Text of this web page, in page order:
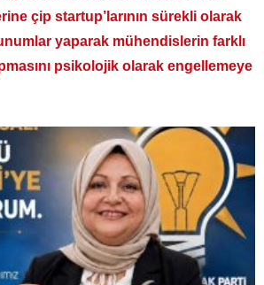
çip startup’larının sürekli olarak
yaparak mühendislerin farklı
psikolojik olarak engellemeye